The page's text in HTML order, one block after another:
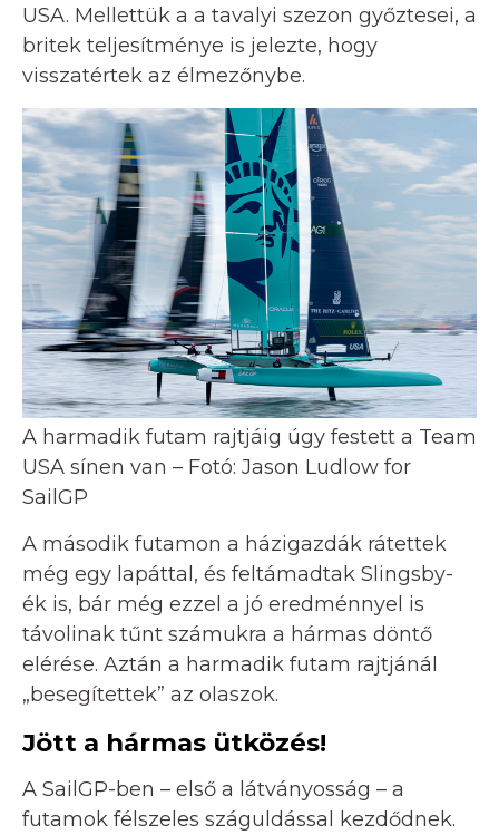
USA. Mellettük a a tavalyi szezon győztesei, a
britek teljesítménye is jelezte, hogy
visszatértek az élmezőnybe.
A harmadik futam rajtjáig úgy festett a Team
USA sínen van – Fotó: Jason Ludlow for
SailGP
A második futamon a házigazdák rátettek
még egy lapáttal, és feltámadtak Slingsby-
ék is, bár még ezzel a jó eredménnyel is
távolinak tűnt számukra a hármas döntő
elérése. Aztán a harmadik futam rajtjánál
„besegítettek” az olaszok.
Jött a hármas ütközés!
A SailGP-ben – első a látványosság – a
futamok félszeles száguldással kezdődnek.